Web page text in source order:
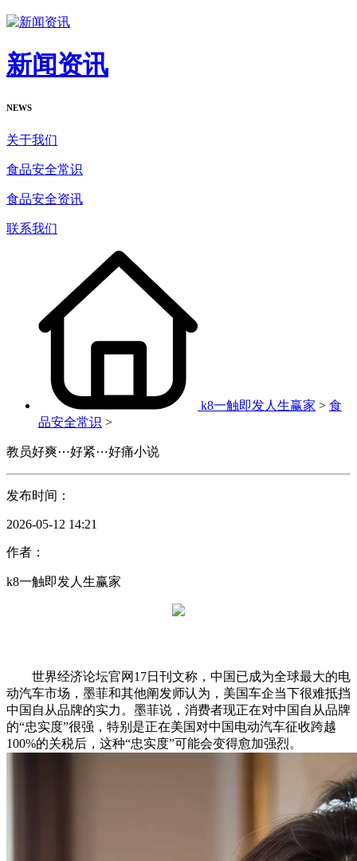
新闻资讯
NEWS
关于我们
食品安全常识
食品安全资讯
联系我们
k8一触即发人生赢家 > 食
品安全常识 >
教员好爽⋯好紧⋯好痛小说
发布时间：
2026-05-12 14:21
作者：
k8一触即发人生赢家
世界经济论坛官网17日刊文称，中国已成为全球最大的电
动汽车市场，墨菲和其他阐发师认为，美国车企当下很难抵挡
中国自从品牌的实力。墨菲说，消费者现正在对中国自从品牌
的“忠实度”很强，特别是正在美国对中国电动汽车征收跨越
100%的关税后，这种“忠实度”可能会变得愈加强烈。